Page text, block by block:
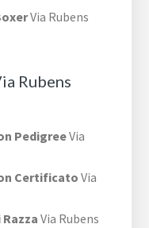
Via Rubens
Rubens
PedigreeVia
Certificato Via
Via Rubens